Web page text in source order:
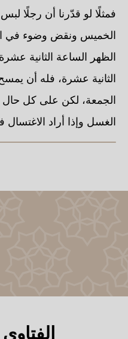
فمثلًا لو قدّرنا أن رجلًا
الخميس ونقض وضوء في
الظهر الساعة الثانية
الثانية عشرة، فله أن
الجمعة، لكن على كل
الغسل وإذا أراد